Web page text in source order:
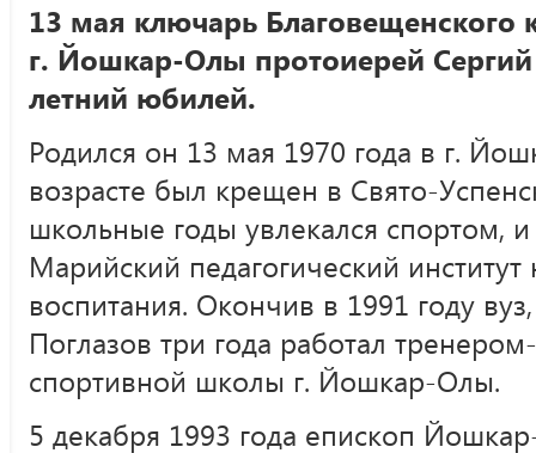
13 мая ключарь Благовещенского
г. Йошкар-Олы протоиерей
летний юбилей.
Родился он 13 мая 1970 года в г.
возрасте был крещен в Свято-
школьные годы увлекался спортом,
Марийский педагогический институт
воспитания. Окончив в 1991 году
Поглазов три года работал
спортивной школы г. Йошкар-Олы.
5 декабря 1993 года епископ